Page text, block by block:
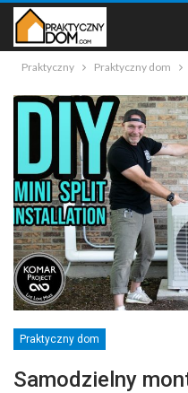
Praktyczny Praktyczny dom
Praktyczny dom
Samodzielny